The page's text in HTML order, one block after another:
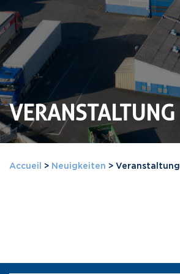
VERANSTALTUNG
Accueil > Neuigkeiten > Veranstaltung